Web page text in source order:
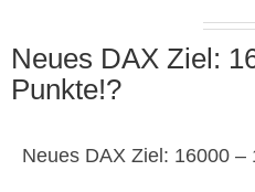
Neues DAX Ziel:
Punkte!?
Neues DAX Ziel: 16000 –